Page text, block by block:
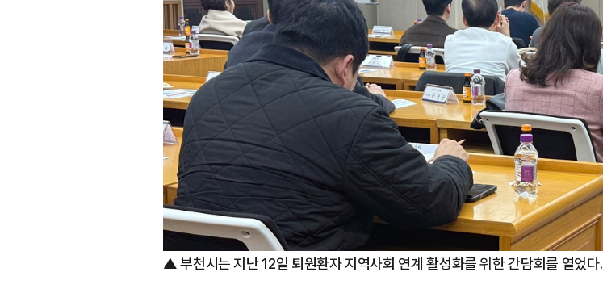
▲ 부천시는 지난 12일 퇴원환자 지역사회 연계 활성화를 위한 간담회를 열었다.